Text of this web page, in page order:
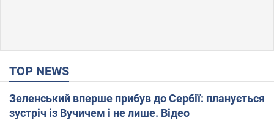
TOP NEWS
Зеленський вперше прибув до Сербії: планується
зустріч із Вучичем і не лише. Відео